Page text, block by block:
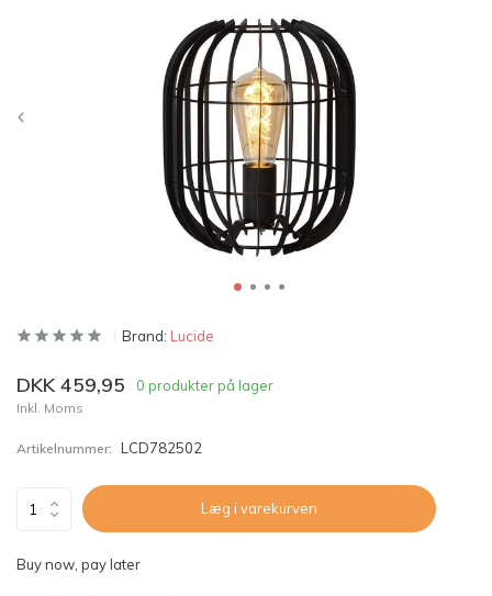
Brand: Lucide
DKK 459,95 0 produkter på lager
Inkl. Moms
Artikelnummer: LCD782502
Læg i varekurven
Buy now, pay later